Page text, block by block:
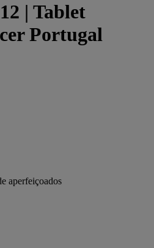
| Tablet
Portugal
aperfeiçoados